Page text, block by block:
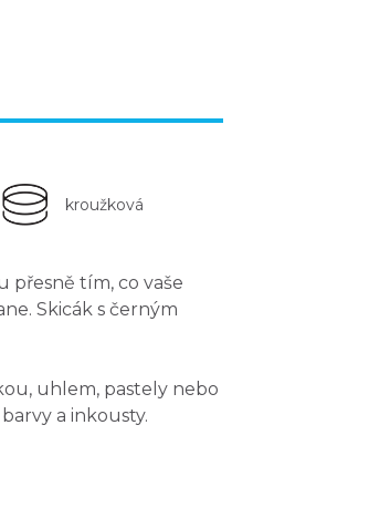
kroužková
přesně tím, co vaše
Skicák s černým
uhlem, pastely nebo
a inkousty.